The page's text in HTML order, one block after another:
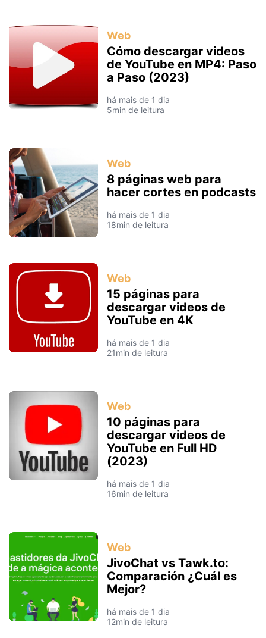
Web
Cómo descargar videos
de YouTube en MP4: Paso
a Paso (2023)
há mais de 1 dia
5min de leitura
Web
8 páginas web para
hacer cortes en podcasts
há mais de 1 dia
18min de leitura
Web
15 páginas para
descargar videos de
YouTube en 4K
há mais de 1 dia
21min de leitura
Web
10 páginas para
descargar videos de
YouTube en Full HD
(2023)
há mais de 1 dia
16min de leitura
Web
JivoChat vs Tawk.to:
Comparación ¿Cuál es
Mejor?
há mais de 1 dia
12min de leitura